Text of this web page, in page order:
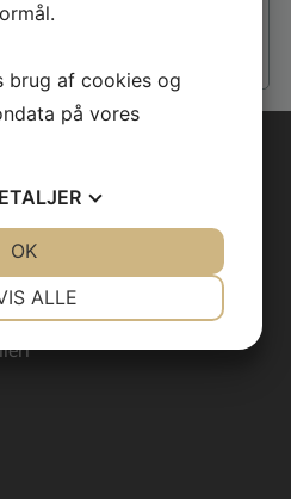
brug af cookies og
på vores
ALLE
OK